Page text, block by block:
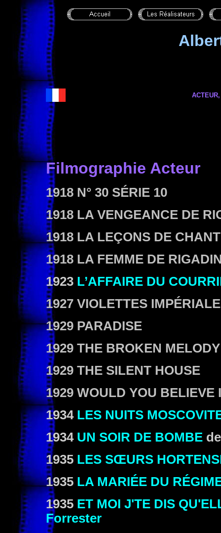
Filmographie Acteur
1918 N° 30 SÉRIE 10
1918 LA VENGEANCE DE
1918 LA LEÇONS DE
1918 LA FEMME DE
1923 L’AFFAIRE DU
1927 VIOLETTES
1929 PARADISE
1929 THE BROKEN MELODY
1929 THE SILENT HOUSE
1929 WOULD YOU BELIEVE
1934 LES NUITS
1934 UN SOIR DE BOMBE
1935 LES SŒURS
1935 LA MARIÉE DU
1935 ET MOI J'TE DIS
Forrester